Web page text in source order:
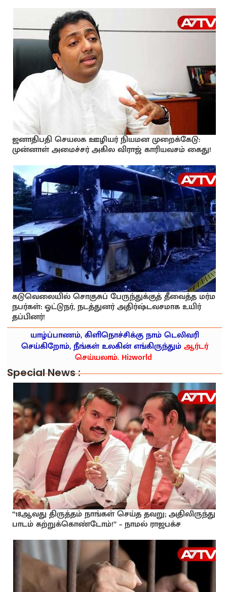
ஜனாதிபதி செயலக ஊழியர் நியமன முறைக்கேடு:
முன்னாள் அமைச்சர் அகில விராஜ் காரியவசம் கைது!
கடுவெலையில் சொகுசுப் பேருந்துக்குத் தீவைத்த மர்ம
நபர்கள்: ஓட்டுநர், நடத்துனர் அதிர்ஷ்டவசமாக உயிர்
தப்பினர்!
யாழ்ப்பாணம், கிளிநொச்சிக்கு நாம் டெலிவரி
செய்கிறோம், நீங்கள் உலகின் எங்கிருந்தும்ஆர்டர்
செய்யலாம். Hi2world
Special News :
“18ஆவது திருத்தம் நாங்கள் செய்த தவறு; அதிலிருந்து
பாடம் கற்றுக்கொண்டோம்!” – நாமல் ராஜபக்ச